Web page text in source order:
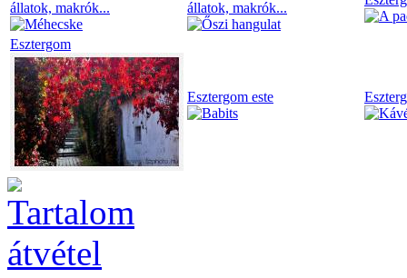
állatok, makrók...
állatok, makrók...
Esztergom
Esztergom este